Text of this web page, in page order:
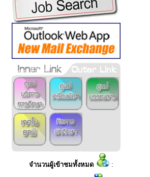
จำนวนผู้เข้าชมทั้งหมด :